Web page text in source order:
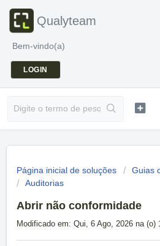
Qualyteam
Bem-vindo(a)
LOGIN
Página inicial de soluções
Guias
Auditorias
Abrir não conformidade
Modificado em: Qui, 6 Ago, 2026 na (o)